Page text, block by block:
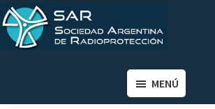
Saltar
al
contenido
Saltar
al
de
MENÚ